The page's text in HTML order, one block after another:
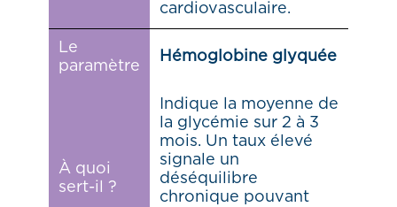
cardiovasculaire.
Le
paramètre
Hémoglobine glyquée
À quoi
sert-il ?
Indique la moyenne de
la glycémie sur 2 à 3
mois. Un taux élevé
signale un
déséquilibre
chronique pouvant